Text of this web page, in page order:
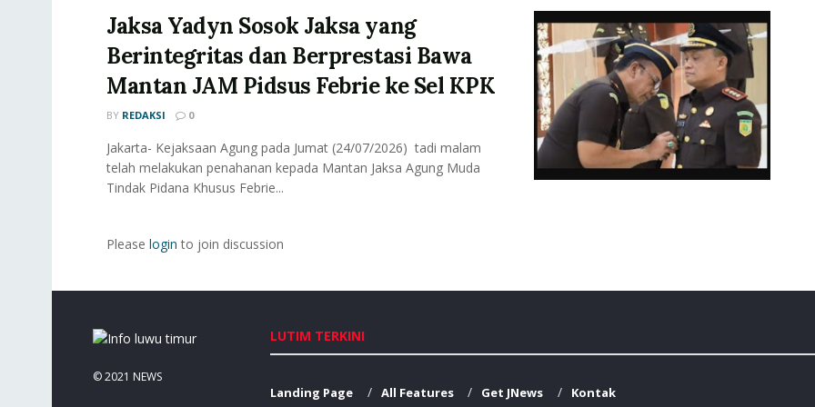
Jaksa Yadyn Sosok Jaksa yang
Berintegritas dan Berprestasi Bawa
Mantan JAM Pidsus Febrie ke Sel KPK
BY REDAKSI 0
Jakarta- Kejaksaan Agung pada Jumat (24/07/2026) tadi malam
telah melakukan penahanan kepada Mantan Jaksa Agung Muda
Tindak Pidana Khusus Febrie...
Please login to join discussion
© 2021 NEWS
LUTIM TERKINI
Landing Page All Features Get JNews Kontak